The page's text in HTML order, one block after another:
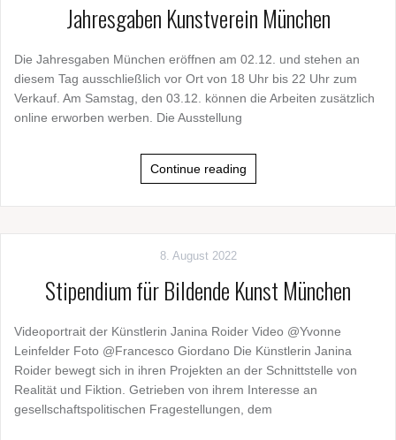
Jahresgaben Kunstverein München
Die Jahresgaben München eröffnen am 02.12. und stehen an
diesem Tag ausschließlich vor Ort von 18 Uhr bis 22 Uhr zum
Verkauf. Am Samstag, den 03.12. können die Arbeiten zusätzlich
online erworben werben. Die Ausstellung
Continue reading
8. August 2022
Stipendium für Bildende Kunst München
Videoportrait der Künstlerin Janina Roider Video @Yvonne
Leinfelder Foto @Francesco Giordano Die Künstlerin Janina
Roider bewegt sich in ihren Projekten an der Schnittstelle von
Realität und Fiktion. Getrieben von ihrem Interesse an
gesellschaftspolitischen Fragestellungen, dem